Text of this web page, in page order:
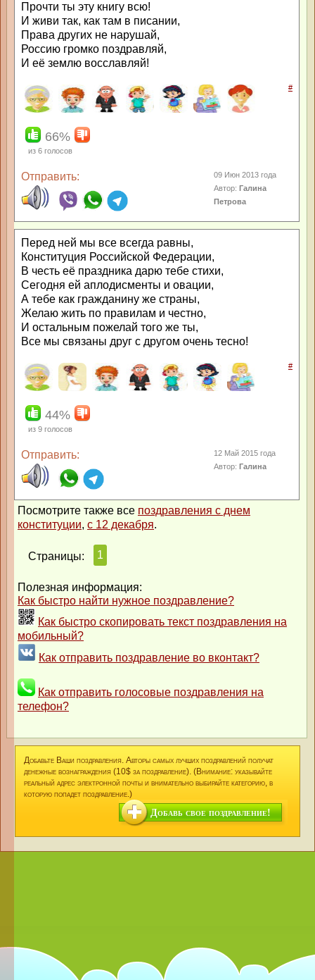
Прочти ты эту книгу всю!
И живи так, как там в писании,
Права других не нарушай,
Россию громко поздравляй,
И её землю восславляй!
#
66%
из 6 голосов
Отправить:
09 Июн 2013 года
Автор:Галина
Петрова
Перед ней мы все всегда равны,
Конституция Российской Федерации,
В честь её праздника дарю тебе стихи,
Сегодня ей аплодисменты и овации,
А тебе как гражданину же страны,
Желаю жить по правилам и честно,
И остальным пожелай того же ты,
Все мы связаны друг с другом очень тесно!
#
44%
из 9 голосов
Отправить:
12 Май 2015 года
Автор:Галина
Посмотрите также все поздравления с днем
конституции, с 12 декабря.
Страницы: 1
Полезная информация:
Как быстро найти нужное поздравление?
Как быстро скопировать текст поздравления на
мобильный?
Как отправить поздравление во вконтакт?
Как отправить голосовые поздравления на
телефон?
Добавьте Ваши поздравления. Авторы самых лучших поздравлений получат
денежные вознаграждения (10$ за поздравление). (Внимание: указывайте
реальный адрес электронной почты и внимательно выбирайте категорию, в
которую попадет поздравление.)
Добавь свое поздравление!